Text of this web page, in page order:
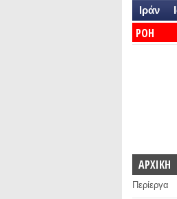
Ιράν
ΡΟΗ
ΑΡΧΙΚΗ
Περίεργα